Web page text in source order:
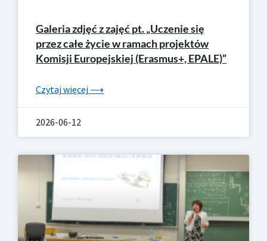
Galeria zdjęć z zajęć pt. „Uczenie się
przez całe życie w ramach projektów
Komisji Europejskiej (Erasmus+, EPALE)”
Czytaj więcej ⟶
2026-06-12